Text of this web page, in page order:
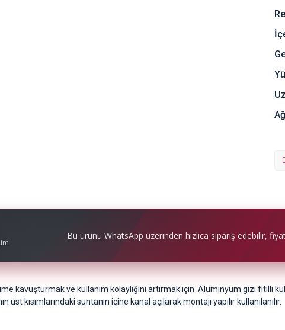
Bu ürünü WhatsApp üzerinden hızlıca sipariş edebilir,
kavuşturmak ve kullanım kolaylığını artırmak için Alüminyum gizi fitilli
kısımlarındaki suntanın içine kanal açılarak montajı yapılır kullanılanılır.